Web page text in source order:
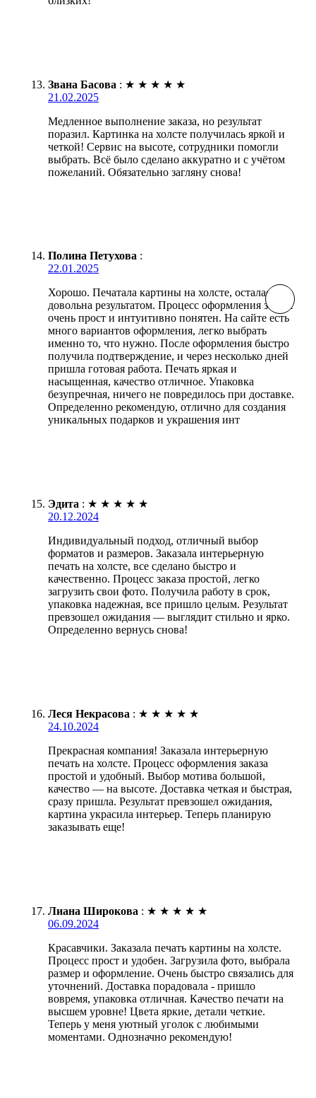
Звана Басова : ★ ★ ★ ★ ★
21.02.2025
Медленное выполнение заказа, но результат
поразил. Картинка на холсте получилась яркой и
четкой! Сервис на высоте, сотрудники помогли
выбрать. Всё было сделано аккуратно и с учётом
пожеланий. Обязательно загляну снова!
Полина Петухова :
22.01.2025
Хорошо. Печатала картины на холсте, осталась
довольна результатом. Процесс оформления заказа
очень прост и интуитивно понятен. На сайте есть
много вариантов оформления, легко выбрать
именно то, что нужно. После оформления быстро
получила подтверждение, и через несколько дней
пришла готовая работа. Печать яркая и
насыщенная, качество отличное. Упаковка
безупречная, ничего не повредилось при доставке.
Определенно рекомендую, отлично для создания
уникальных подарков и украшения инт
Эдита : ★ ★ ★ ★ ★
20.12.2024
Индивидуальный подход, отличный выбор
форматов и размеров. Заказала интерьерную
печать на холсте, все сделано быстро и
качественно. Процесс заказа простой, легко
загрузить свои фото. Получила работу в срок,
упаковка надежная, все пришло целым. Результат
превзошел ожидания — выглядит стильно и ярко.
Определенно вернусь снова!
Леся Некрасова : ★ ★ ★ ★ ★
24.10.2024
Прекрасная компания! Заказала интерьерную
печать на холсте. Процесс оформления заказа
простой и удобный. Выбор мотива большой,
качество — на высоте. Доставка четкая и быстрая,
сразу пришла. Результат превзошел ожидания,
картина украсила интерьер. Теперь планирую
заказывать еще!
Лиана Широкова : ★ ★ ★ ★ ★
06.09.2024
Красавчики. Заказала печать картины на холсте.
Процесс прост и удобен. Загрузила фото, выбрала
размер и оформление. Очень быстро связались для
уточнений. Доставка порадовала - пришло
вовремя, упаковка отличная. Качество печати на
высшем уровне! Цвета яркие, детали четкие.
Теперь у меня уютный уголок с любимыми
моментами. Однозначно рекомендую!